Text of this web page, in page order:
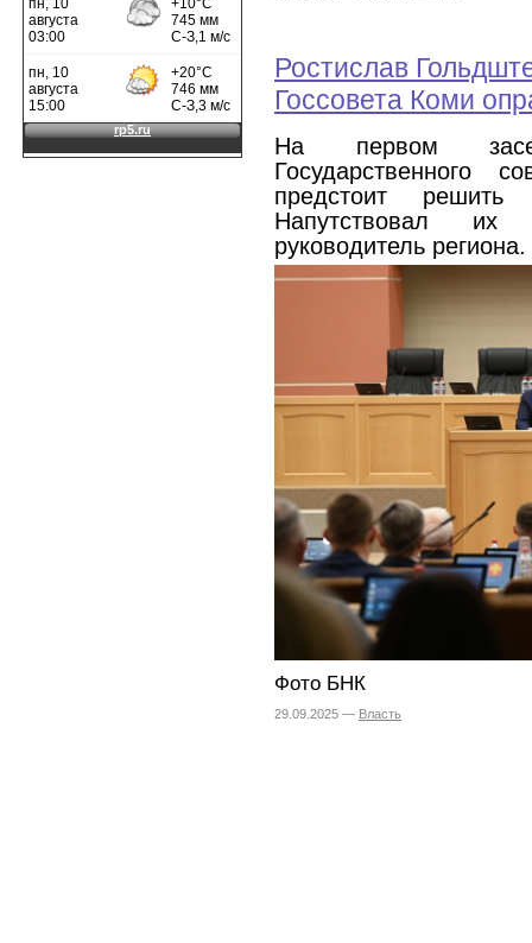
Ростислав
Госсовета Коми
На первом
Государственного
предстоит решить
Напутствовал
руководитель региона.
Фото БНК
29.09.2025 — Власть